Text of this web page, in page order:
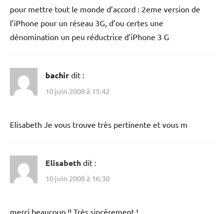
pour mettre tout le monde d’accord : 2eme version de
l’iPhone pour un réseau 3G, d’ou certes une
dénomination un peu réductrice d’iPhone 3 G
bachir dit :
10 juin 2008 à 15:42
Elisabeth Je vous trouve très pertinente et vous m
Elisabeth dit :
10 juin 2008 à 16:30
merci beaucoup !! Très sincèrement !